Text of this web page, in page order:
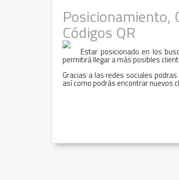
Posicionamiento,
Códigos QR
Estar posicionado en los
permitirá llegar a más posibles
Gracias a las redes sociales
así como podrás encontrar nuevos